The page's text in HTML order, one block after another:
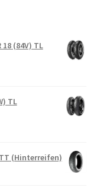
(84V) TL
TL
TT (Hinterreifen)